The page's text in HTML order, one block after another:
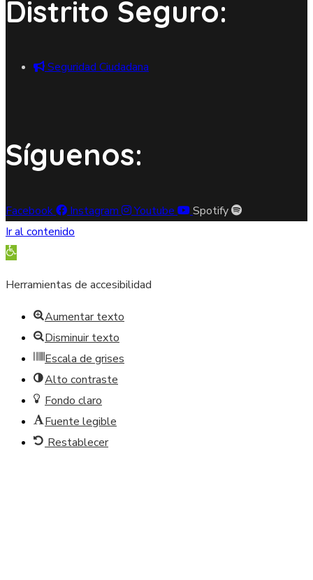
Distrito Seguro:
Seguridad Ciudadana
Síguenos:
Facebook Instagram Youtube
Spotify
Ir al contenido
Abrir barra de herramientas
Herramientas de accesibilidad
Aumentar texto
Disminuir texto
Escala de grises
Alto contraste
Fondo claro
Fuente legible
Restablecer